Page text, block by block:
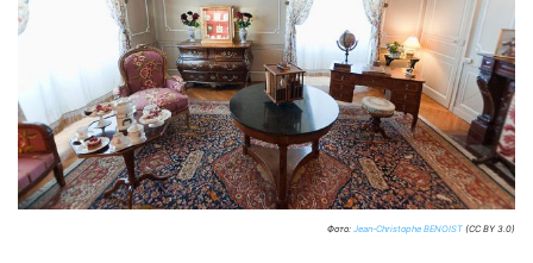
Фото: Jean-Christophe BENOIST (CC BY 3.0)